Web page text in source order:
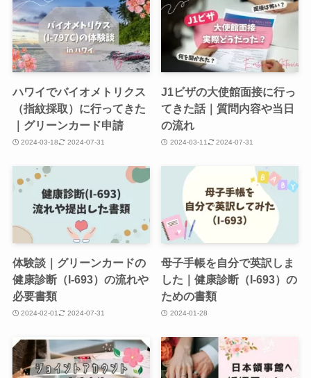
ハワイでバイオメトリクス
（指紋採取）に行ってきた
｜グリーンカード申請
2024-03-18 2024-07-31
J1ビザの大使館面接に行っ
てきた話｜質問内容や当日
の流れ
2024-03-11 2024-07-31
体験談｜グリーンカードの
健康診断（I-693）の流れや
必要書類
2024-02-01 2024-07-31
母子手帳を自分で英訳しま
した｜健康診断（I-693）の
ための書類
2024-01-28